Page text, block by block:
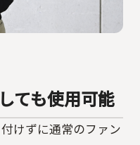
ても使用可能
けずに通常のファン